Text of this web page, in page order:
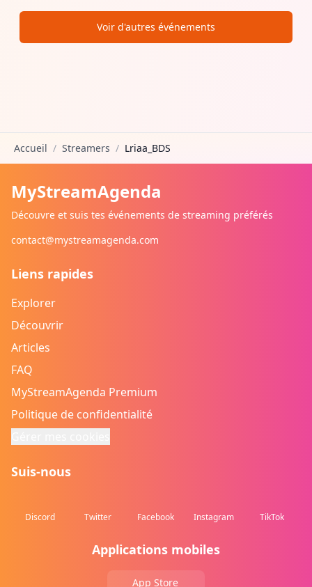
Voir d'autres événements
Accueil / Streamers / Lriaa_BDS
MyStreamAgenda
Découvre et suis tes événements de streaming préférés
contact@mystreamagenda.com
Liens rapides
Explorer
Découvrir
Articles
FAQ
MyStreamAgenda Premium
Politique de confidentialité
Suis-nous
Discord Twitter Facebook Instagram TikTok
Applications mobiles
App Store